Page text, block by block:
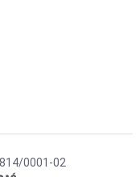
0001-02